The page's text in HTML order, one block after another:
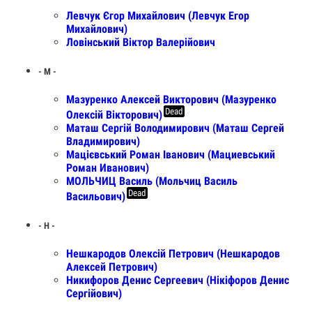
Левчук Єгор Михайлович (Левчук Егор
Михайлович)
Ловінський Віктор Валерійович
- М -
Мазуренко Алексей Викторович (Мазуренко
Олексій Вікторович) Dead
Маташ Сергій Володимирович (Маташ Сергей
Владимирович)
Мацієвський Роман Іванович (Мациевський
Роман Иванович)
МОЛЬЧИЦ Василь (Мольчиц Василь
Васильович) Dead
- Н -
Нешкародов Олексій Петрович (Нешкародов
Алексей Петрович)
Никифоров Денис Сергеевич (Нікіфоров Денис
Сергійович)